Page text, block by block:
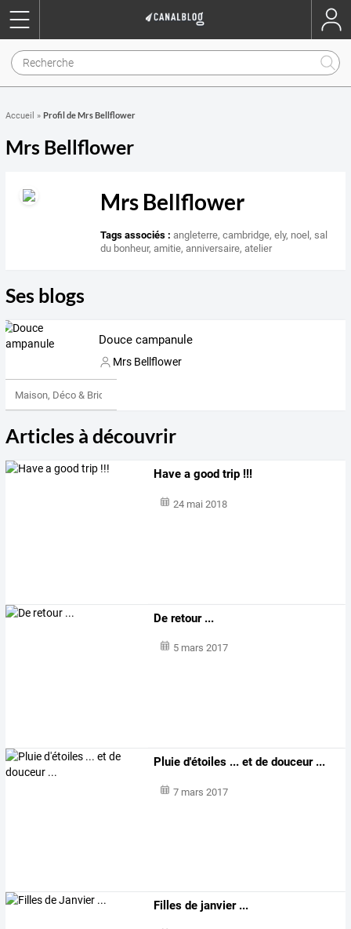
Accueil » Profil de Mrs Bellflower
Mrs Bellflower
Mrs Bellflower
Tags associés : angleterre,cambridge,ely, noel,sal
du bonheur,amitie,anniversaire,atelier
Ses blogs
Douce campanule
Mrs Bellflower
Maison, Déco & Bricolage
Articles à découvrir
Have a good trip !!!
24 mai 2018
De retour ...
5 mars 2017
Pluie d'étoiles ... et de douceur ...
7 mars 2017
Filles de janvier ...